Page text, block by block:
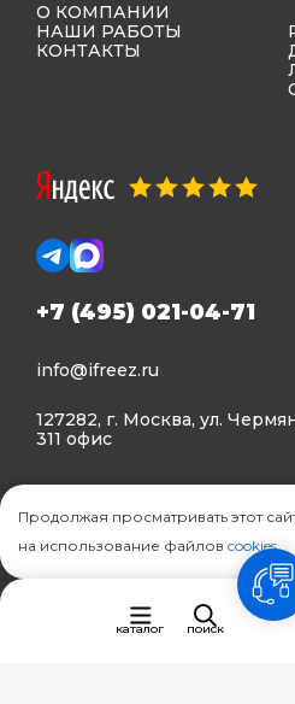
О КОМПАНИИ
НАШИ РАБОТЫ
КОНТАКТЫ
+7 (495) 021-04-71
info@ifreez.ru
127282, г. Москва, ул.
311 офис
Политика
© Ifreez - продажа и установка
каталог поиск
связь
Продолжая просматривать этот
на использование файлов cookies.